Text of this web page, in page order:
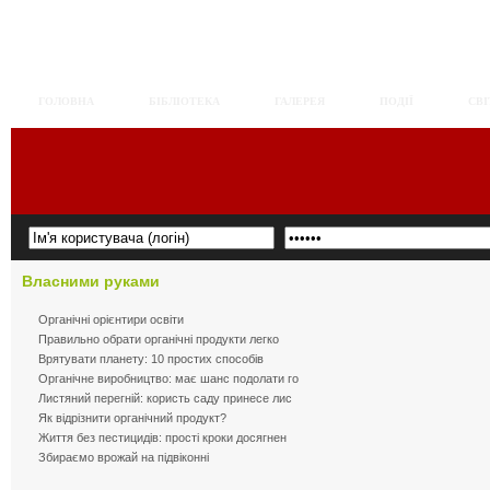
Власними руками
Органічні орієнтири освіти
Правильно обрати органічні продукти легко
Врятувати планету: 10 простих способів
Органічне виробництво: має шанс подолати го
Листяний перегній: користь саду принесе лис
Як відрізнити органічний продукт?
Життя без пестицидів: прості кроки досягнен
Збираємо врожай на підвіконні